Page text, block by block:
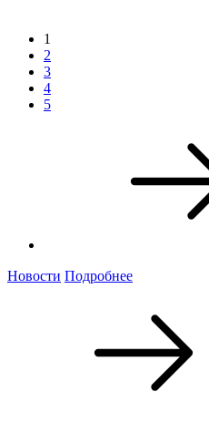
1
2
3
4
5
Новости Подробнее